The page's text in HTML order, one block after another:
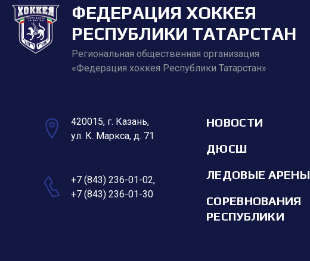
ФЕДЕРАЦИЯ ХОККЕЯ
РЕСПУБЛИКИ ТАТАРСТАН
Региональная общественная организация
«Федерация хоккея Республики Татарстан»
420015, г. Казань,
ул. К. Маркса, д. 71
+7 (843) 236-01-02,
+7 (843) 236-01-30
НОВОСТИ
ДЮСШ
ЛЕДОВЫЕ АРЕНЫ
СОРЕВНОВАНИЯ
РЕСПУБЛИКИ